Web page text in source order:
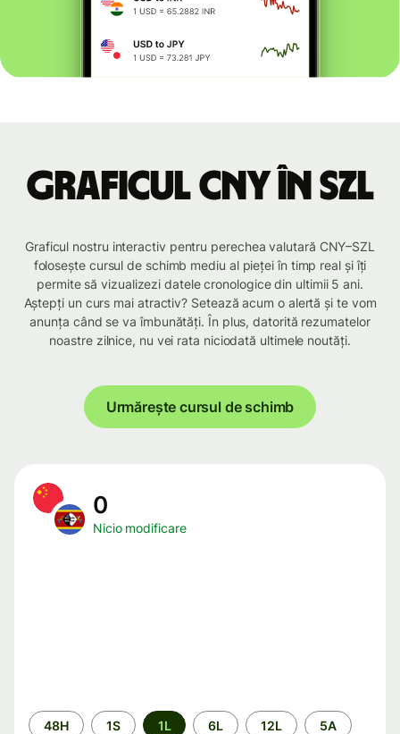
Graficul CNY în SZL
Graficul nostru interactiv pentru perechea valutară CNY–SZL
folosește cursul de schimb mediu al pieței în timp real și îți
permite să vizualizezi datele cronologice din ultimii 5 ani.
Aștepți un curs mai atractiv? Setează acum o alertă și te vom
anunța când se va îmbunătăți. În plus, datorită rezumatelor
noastre zilnice, nu vei rata niciodată ultimele noutăți.
Urmărește cursul de schimb
0
Nicio modificare
Perioada
48H 1S 1L 6L 12L 5A